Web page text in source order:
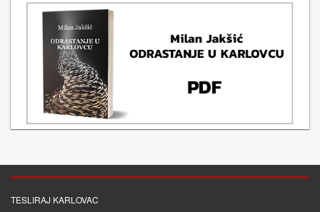
TESLIRAJ KARLOVAC